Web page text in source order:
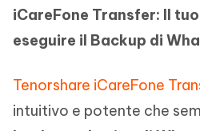
iCareFone Transfer: Il
eseguire il Backup di
Tenorshare iCareFone
intuitivo e potente che